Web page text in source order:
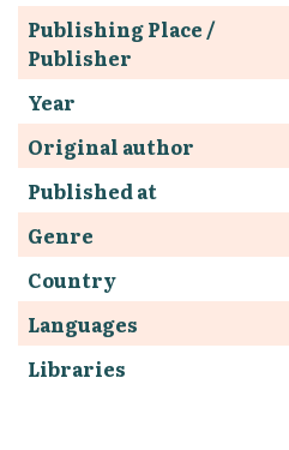
Publishing Place /
Publisher
Year
Original author
Published at
Genre
Country
Languages
Libraries